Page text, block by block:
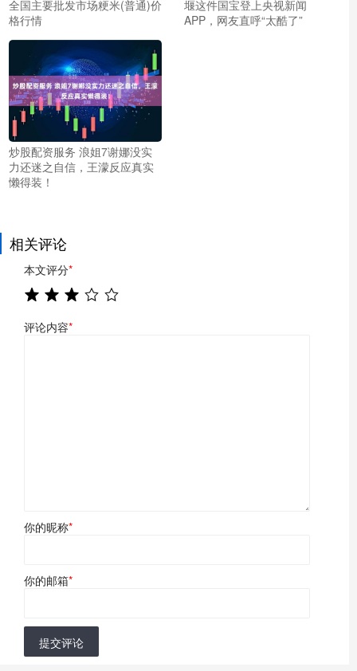
全国主要批发市场粳米(普通)价
格行情
堰这件国宝登上央视新闻
APP，网友直呼“太酷了”
炒股配资服务 浪姐7谢娜没实
力还迷之自信，王濛反应真实
懒得装！
相关评论
本文评分*
评论内容*
你的昵称*
你的邮箱*
提交评论